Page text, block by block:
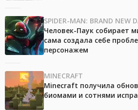
SPIDER-MAN: BRAND NEW
Человек-Паук собирает
сама создала себе
персонажем
MINECRAFT
Minecraft получила
биомами и сотнями